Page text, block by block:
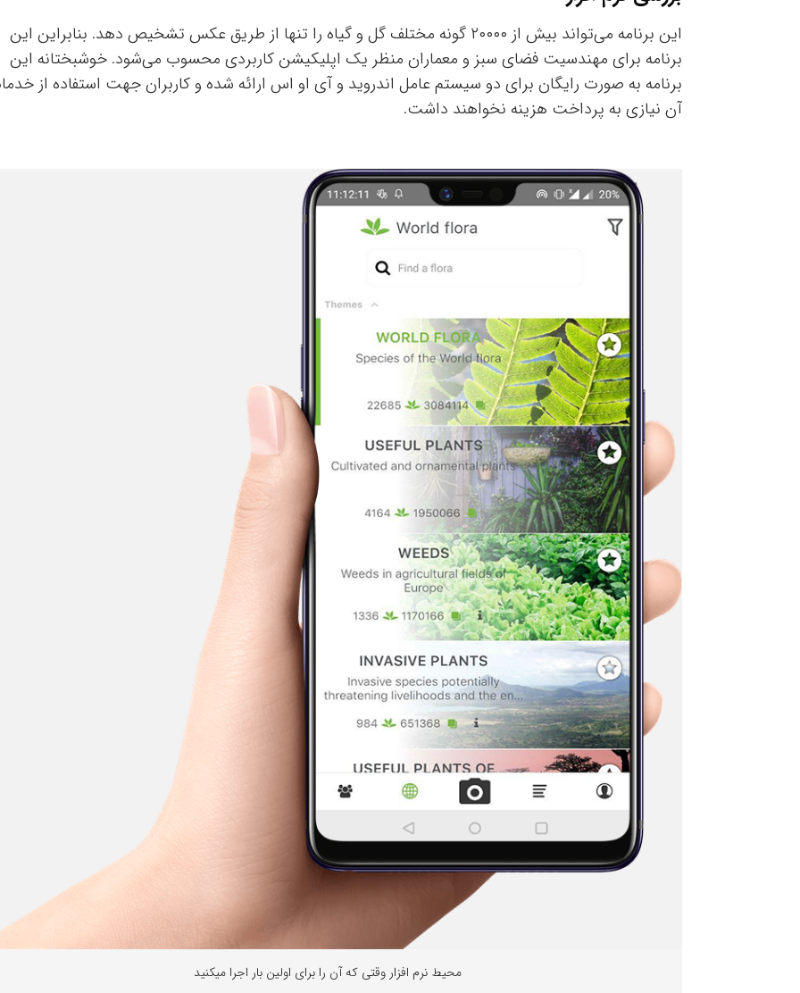
این برنامه می‌تواند بیش از ۲۰۰۰۰ گونه مختلف گل و گیاه را تنها از طریق عکس تشخیص دهد. بنابراین این
برنامه برای مهندسیت فضای سبز و معماران منظر یک اپلیکیشن کاربردی محسوب می‌شود. خوشبختانه این
برنامه به صورت رایگان برای دو سیستم عامل اندروید و آی او اس ارائه شده و کاربران جهت استفاده از
آن نیازی به پرداخت هزینه نخواهند داشت.
محیط نرم افزار وقتی که آن را برای اولین بار اجرا میکنید